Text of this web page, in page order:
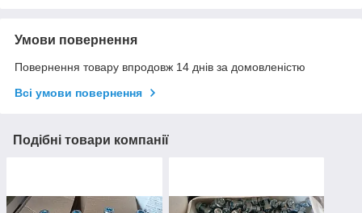
Умови повернення
Повернення товару впродовж 14 днів за домовленістю
Всі умови повернення
Подібні товари компанії